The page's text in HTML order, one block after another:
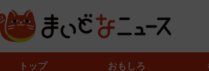
トップ おもしろ